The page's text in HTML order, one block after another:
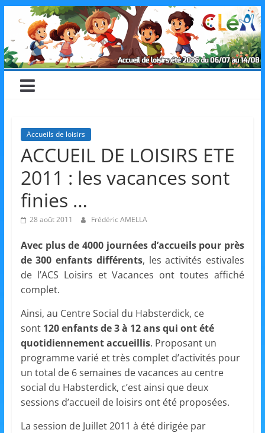
content
CLéA
–
les
l'éducation
et
l'Animation
–
Stiring-
Wendel
Accueils de loisirs
ACCUEIL DE LOISIRS ETE
2011 : les vacances sont
finies …
28 août 2011 Frédéric AMELLA
Avec plus de 4000 journées d’accueils pour près
de 300 enfants différents, les activités estivales
de l’ACS Loisirs et Vacances ont toutes affiché
complet.
Ainsi, au Centre Social du Habsterdick, ce
sont 120 enfants de 3 à 12 ans qui ont été
quotidiennement accueillis. Proposant un
programme varié et très complet d’activités pour
un total de 6 semaines de vacances au centre
social du Habsterdick, c’est ainsi que deux
sessions d’accueil de loisirs ont été proposées.
La session de Juillet 2011 à été dirigée par